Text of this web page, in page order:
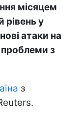
місяцем
рівень у
атаки на
з
з